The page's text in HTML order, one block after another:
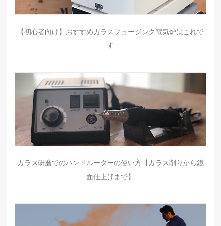
【初心者向け】おすすめガラスフュージング電気炉はこれで
す
ガラス研磨でのハンドルーターの使い方【ガラス削りから鏡
面仕上げまで】